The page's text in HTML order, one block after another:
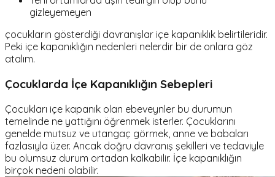
gizleyemeyen
çocukların gösterdiği davranışlar içe kapanıklık belirtileridir.
Peki içe kapanıklığın nedenleri nelerdir bir de onlara göz
atalım.
Çocuklarda İçe Kapanıklığın Sebepleri
Çocukları içe kapanık olan ebeveynler bu durumun
temelinde ne yattığını öğrenmek isterler. Çocuklarını
genelde mutsuz ve utangaç görmek, anne ve babaları
fazlasıyla üzer. Ancak doğru davranış şekilleri ve tedaviyle
bu olumsuz durum ortadan kalkabilir. İçe kapanıklığın
birçok nedeni olabilir.